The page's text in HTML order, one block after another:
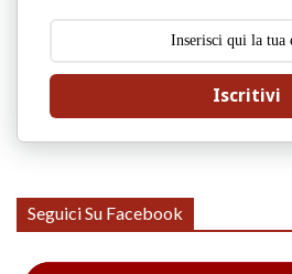
Iscritivi
Seguici Su Facebook